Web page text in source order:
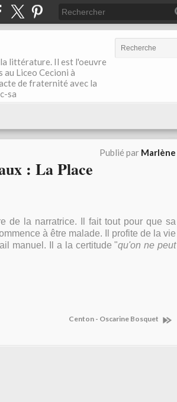
littérature. Il est l'oeuvre
au Liceo Cecioni à
de fraternité avec la
sa
Publié par Marlène
: La Place
de la narratrice. Il fait tout pour que sa
à être malade. Il profite de la vie
manuel. Il a la certitude "qu'on ne peut
Centon - Oscarine Bosquet